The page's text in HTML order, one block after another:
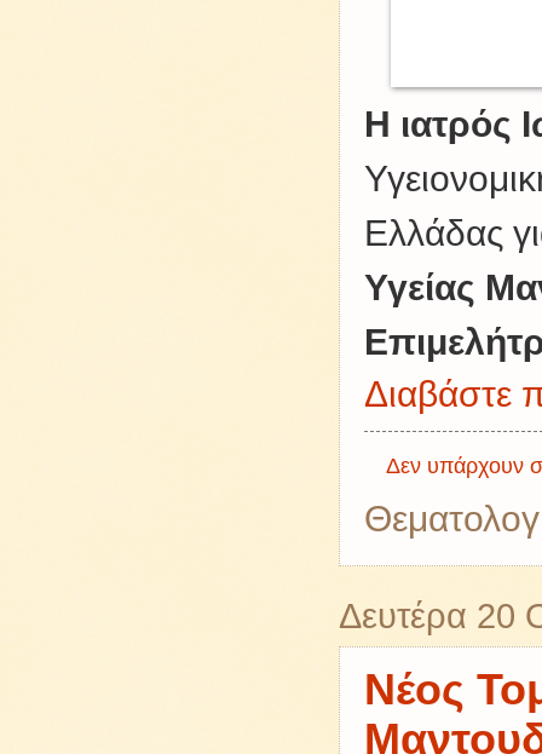
Η ιατρός
Ελλάδας
Υγείας
Διαβάστε
Δεν υπάρχουν
Δευτέρα 20
Νέος